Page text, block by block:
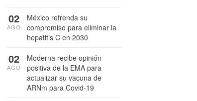
México refrenda su
compromiso para eliminar la
hepatitis C en 2030
02
AGO
Moderna recibe opinión
positiva de la EMA para
actualizar su vacuna de
ARNm para Covid-19
02
AGO